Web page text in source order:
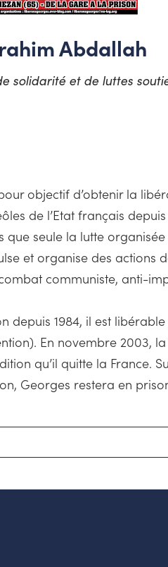
Abdallah
solidarité et de luttes
objectif d’obtenir la
de l’Etat français
seule la lutte
et organise des
communiste, anti-
depuis 1984, il est
En novembre
qu’il quitte la France.
Georges restera en